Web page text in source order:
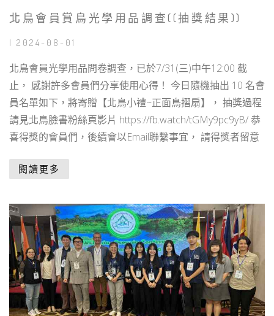
北鳥會員賞鳥光學用品調查((抽獎結果))
| 2024-08-01
北鳥會員光學用品問卷調查，已於7/31(三)中午12:00 截
止， 感謝許多會員們分享使用心得！ 今日隨機抽出 10 名會
員名單如下，將寄贈【北鳥小禮~正面鳥摺扇】， 抽獎過程
請見北鳥臉書粉絲頁影片 https://fb.watch/tGMy9pc9yB/ 恭
喜得獎的會員們，後續會以Email聯繫事宜， 請得獎者留意
閱讀更多